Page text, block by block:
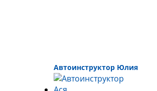
Автоинструктор Юлия